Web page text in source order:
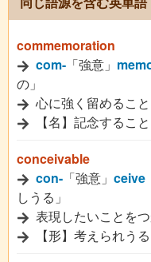
commemoration
com- 「強意」
の」
心に強く留めること
【名】記念するこ
conceivable
con- 「強意」 ceive
しうる」
表現したいことを
【形】考えられうる